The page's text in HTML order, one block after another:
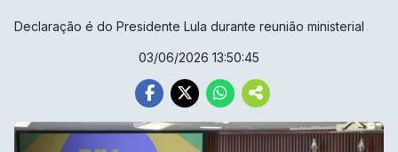
Declaração é do Presidente Lula durante reunião ministerial
03/06/2026 13:50:45